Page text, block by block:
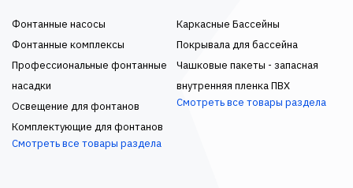
Фонтанные насосы
Фонтанные комплексы
Профессиональные фонтанные
насадки
Освещение для фонтанов
Комплектующие для фонтанов
Смотреть все товары раздела
Каркасные Бассейны
Покрывала для бассейна
Чашковые пакеты - запасная
внутренняя пленка ПВХ
Смотреть все товары раздела